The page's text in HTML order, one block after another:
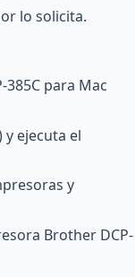
lo solicita.
para Mac
ejecuta el
y
Brother DCP-